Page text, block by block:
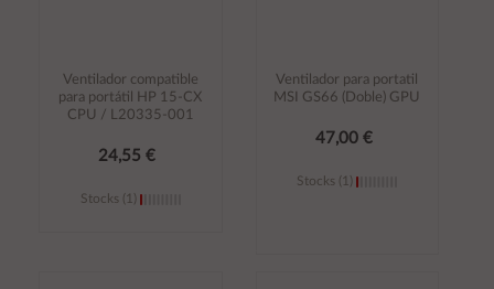
Ventilador compatible
para portátil HP 15-CX
CPU / L20335-001
24,55 €
Stocks (1)
Ventilador para portatil
MSI GS66 (Doble) GPU
47,00 €
Stocks (1)